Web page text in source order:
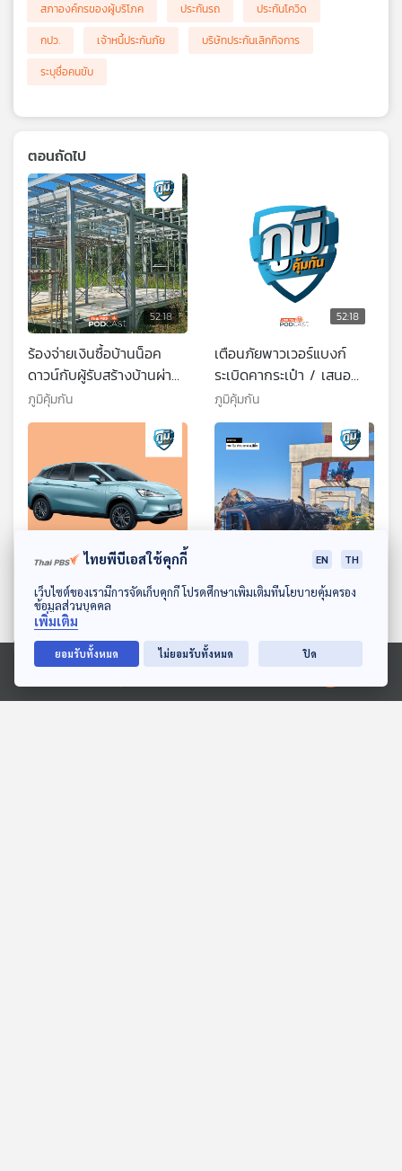
ดาวน์โหลด Thai PBS Podcast Application
Ⓒ 2020 องค์การกระจายเสียงและแพร่ภาพสาธารณะแห่งประเทศไทย
สภาองค์กรของผู้บริโภค
ประกันรถ
ประกันโควิด
กปว.
เจ้าหนี้ประกันภัย
บริษัทประกันเลิกกิจการ
ระบุชื่อคนขับ
ตอนถัดไป
52:18
ร้องจ่ายเงินซื้อบ้านน็อค
ดาวน์กับผู้รับสร้างบ้านผ่าน
เฟซบุ๊ก 2 ปียังไม่ได้บ้าน /
ถ้าต้องการอายุยืนต้องออก
กำลังกายเป็นประจำ จริง
หรือ
ภูมิคุ้มกัน
52:18
เตือนภัยพาวเวอร์แบงก์
ระเบิดคากระเป๋า / เสนอ
นโยบายคุ้มครองผู้บริโภคต่อ
พรรคการเมืองรับเลือกตั้ง
เพื่อผลักดันแก้ปัญหา /
ทำไมผู้ชายวัย 40 ถึงมัก
ลงพุง
ภูมิคุ้มกัน
52:18
คืบหน้าการฟ้องคดีแบบกลุ่ม
รถยนต์ไฟฟ้าเนต้า / เบ่งขับ
ถ่าย เสี่ยงเส้นเลือดในสมอง
แตก จริงหรือ
ภูมิคุ้มกัน
52:18
เรียกร้องรัฐเร่งเยียวยาผู้เสีย
ปลอดภัยป้องกันสิ่งก่อสร้าง
โครงการขนาดใหญ่ถล่ม /
ท้องผูก
ภูมิคุ้มกัน
ไทยพีบีเอสใช้คุกกี้ EN TH
เว็บไซต์ของเรามีการจัดเก็บคุกกี้ โปรดศึกษาเพิ่มเติมที่นโยบายคุ้มครอง
ข้อมูลส่วนบุคคล
เพิ่มเติม
ยอมรับทั้งหมด ไม่ยอมรับทั้งหมด ปิด